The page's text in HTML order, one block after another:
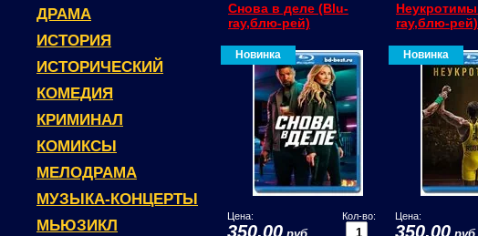
ДРАМА
ИСТОРИЯ
ИСТОРИЧЕСКИЙ
КОМЕДИЯ
КРИМИНАЛ
КОМИКСЫ
МЕЛОДРАМА
МУЗЫКА-КОНЦЕРТЫ
МЬЮЗИКЛ
Снова в деле (Blu-
ray,блю-рей)
Новинка
Цена:
350,00
Кол-во:
ray,блю-рей)
Новинка
Цена:
350,00